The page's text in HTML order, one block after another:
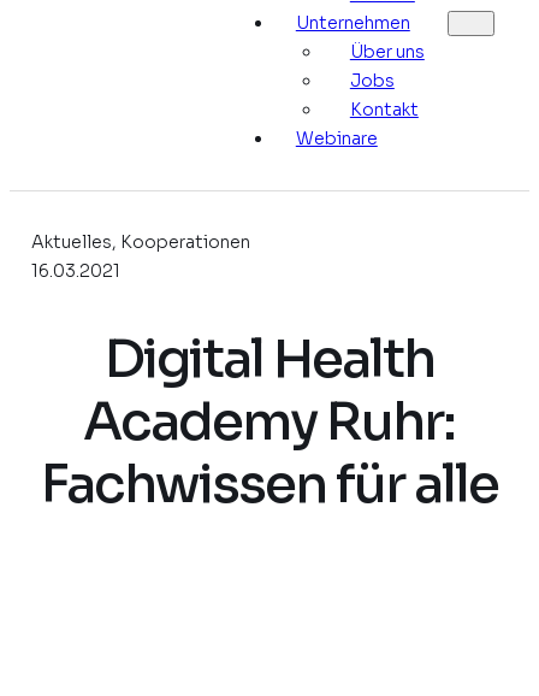
Unternehmen
Über uns
Jobs
Kontakt
Webinare
Aktuelles, Kooperationen
16.03.2021
Digital Health
Academy Ruhr:
Fachwissen für alle